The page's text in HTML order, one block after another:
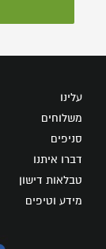
עלינו
משלוחים
סניפים
דברו איתנו
טבלאות דישון
מידע וטיפים